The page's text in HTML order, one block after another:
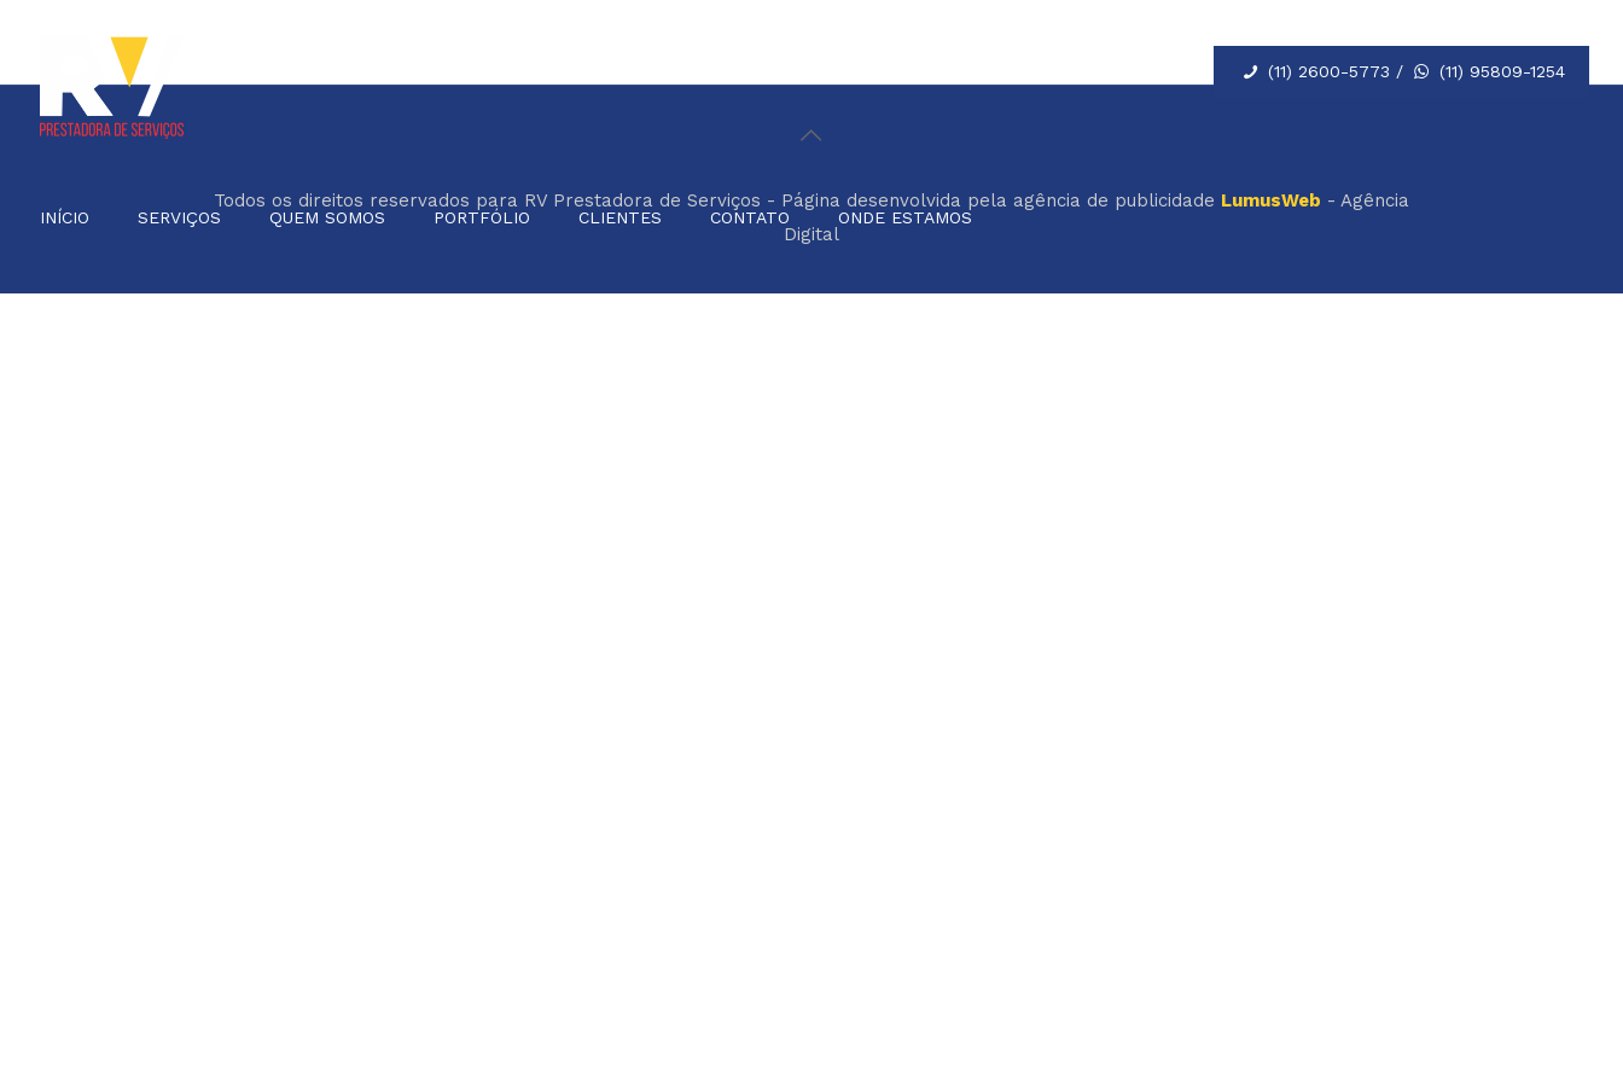
INÍCIO SERVIÇOS QUEM SOMOS PORTFÓLIO CLIENTES CONTATO ONDE ESTAMOS
(11) 2600-5773 / (11) 95809-1254
Todos os direitos reservados para RV Prestadora de Serviços - Página desenvolvida pela agência de publicidade LumusWeb - Agência
Digital